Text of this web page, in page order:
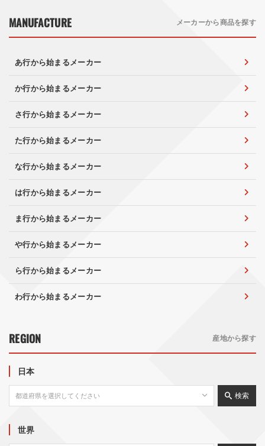
MANUFACTURE メーカーから商品を探す
あ行から始まるメーカー
か行から始まるメーカー
さ行から始まるメーカー
た行から始まるメーカー
な行から始まるメーカー
は行から始まるメーカー
ま行から始まるメーカー
や行から始まるメーカー
ら行から始まるメーカー
わ行から始まるメーカー
REGION 産地から探す
日本
検索
世界